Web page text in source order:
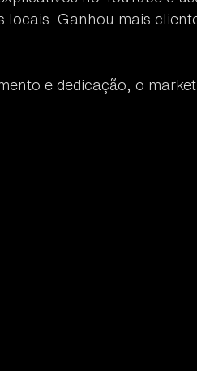
Ganhou mais
e dedicação, o